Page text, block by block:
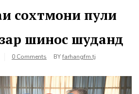
сохтмони пули
шинос шуданд
0 Comments BYfarhangfm.tj